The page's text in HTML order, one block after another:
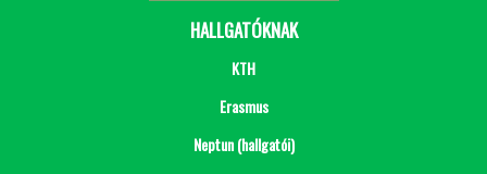
HALLGATÓKNAK
KTH
Erasmus
Neptun (hallgatói)